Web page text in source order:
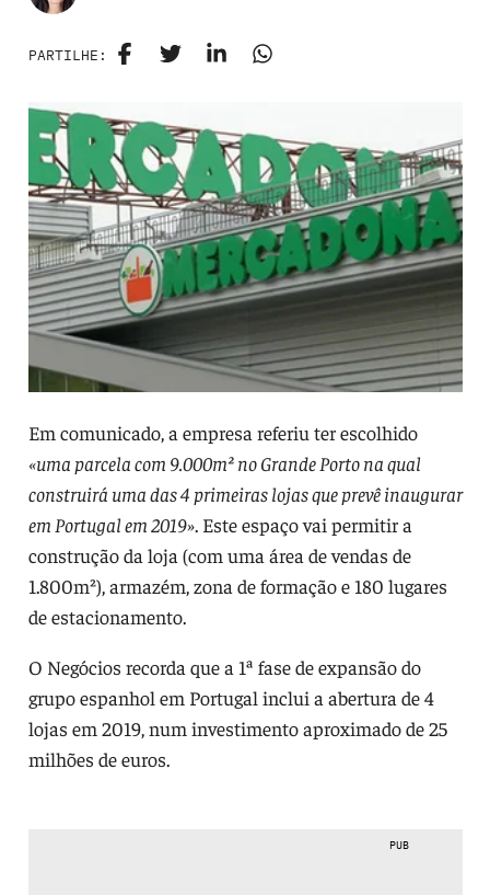
PARTILHE:
Em comunicado, a empresa referiu ter escolhido
«uma parcela com 9.000m² no Grande Porto na qual
construirá uma das 4 primeiras lojas que prevê inaugurar
em Portugal em 2019». Este espaço vai permitir a
construção da loja (com uma área de vendas de
1.800m²), armazém, zona de formação e 180 lugares
de estacionamento.
O Negócios recorda que a 1ª fase de expansão do
grupo espanhol em Portugal inclui a abertura de 4
lojas em 2019, num investimento aproximado de 25
milhões de euros.
PUB